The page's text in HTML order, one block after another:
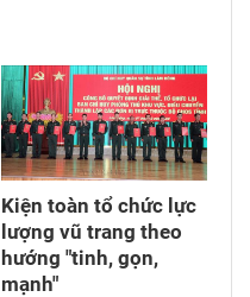
Kiện toàn tổ chức lực
lượng vũ trang theo
hướng "tinh, gọn,
mạnh"